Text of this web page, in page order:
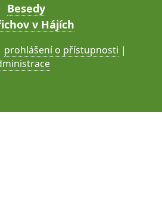
Besedy
v Hájích
prohlášení o přístupnosti |